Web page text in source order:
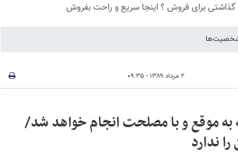
گذاشتی برای فروش ؟ اینجا سریع و راحت بفروش
۲ مرداد ۱۳۸۹ - ۰۹:۳۵
به موقع و با مصلحت انجام خواهد شد/
ندارد